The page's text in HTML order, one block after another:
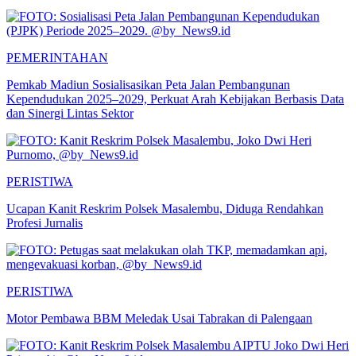
PEMERINTAHAN
Pemkab Madiun Sosialisasikan Peta Jalan Pembangunan
Kependudukan 2025–2029, Perkuat Arah Kebijakan Berbasis Data
dan Sinergi Lintas Sektor
PERISTIWA
Ucapan Kanit Reskrim Polsek Masalembu, Diduga Rendahkan
Profesi Jurnalis
PERISTIWA
Motor Pembawa BBM Meledak Usai Tabrakan di Palengaan